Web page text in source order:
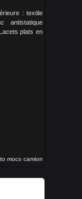
: textile
antistatique
plats en
moco camion